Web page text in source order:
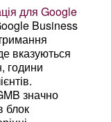
для Google
Business
вказуються
години
значно
блок